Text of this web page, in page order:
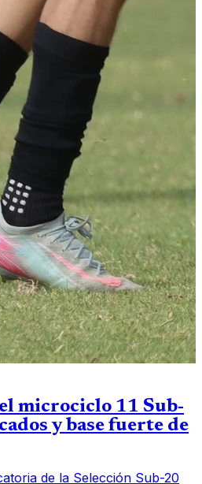
microciclo 11 Sub-
y base fuerte de
de la Selección Sub-20